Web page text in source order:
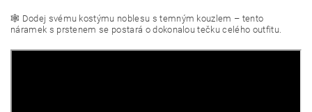
🕸️ Dodej svému kostýmu noblesu s temným kouzlem – tento
náramek s prstenem se postará o dokonalou tečku celého outfitu.